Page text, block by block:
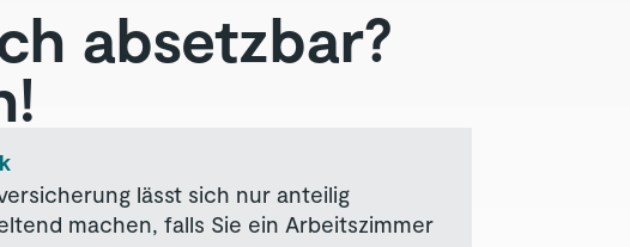
absetzbar?
lässt sich nur anteilig
machen, falls Sie ein Arbeitszimmer